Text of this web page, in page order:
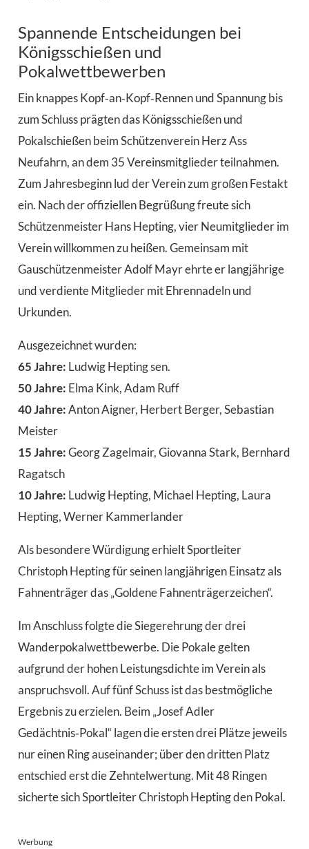
Spannende Entscheidungen bei
Königsschießen und
Pokalwettbewerben
Ein knappes Kopf‑an‑Kopf‑Rennen und Spannung bis
zum Schluss prägten das Königsschießen und
Pokalschießen beim Schützenverein Herz Ass
Neufahrn, an dem 35 Vereinsmitglieder teilnahmen.
Zum Jahresbeginn lud der Verein zum großen Festakt
ein. Nach der offiziellen Begrüßung freute sich
Schützenmeister Hans Hepting, vier Neumitglieder im
Verein willkommen zu heißen. Gemeinsam mit
Gauschützenmeister Adolf Mayr ehrte er langjährige
und verdiente Mitglieder mit Ehrennadeln und
Urkunden.
Ausgezeichnet wurden:
65 Jahre: Ludwig Hepting sen.
50 Jahre: Elma Kink, Adam Ruff
40 Jahre:Anton Aigner, Herbert Berger, Sebastian
Meister
15 Jahre:Georg Zagelmair, Giovanna Stark, Bernhard
Ragatsch
10 Jahre: Ludwig Hepting, Michael Hepting, Laura
Hepting, Werner Kammerlander
Als besondere Würdigung erhielt Sportleiter
Christoph Hepting für seinen langjährigen Einsatz als
Fahnenträger das „Goldene Fahnenträgerzeichen“.
Im Anschluss folgte die Siegerehrung der drei
Wanderpokalwettbewerbe. Die Pokale gelten
aufgrund der hohen Leistungsdichte im Verein als
anspruchsvoll. Auf fünf Schuss ist das bestmögliche
Ergebnis zu erzielen. Beim „Josef Adler
Gedächtnis‑Pokal“ lagen die ersten drei Plätze jeweils
nur einen Ring auseinander; über den dritten Platz
entschied erst die Zehntelwertung. Mit 48 Ringen
sicherte sich Sportleiter Christoph Hepting den Pokal.
Werbung